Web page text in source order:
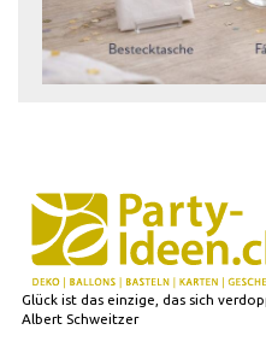
Glück ist das einzige, das sich
Albert Schweitzer